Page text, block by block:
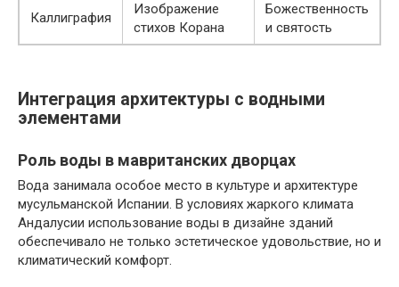
Каллиграфия
Изображение
стихов Корана
Божественность
и святость
Интеграция архитектуры с водными
элементами
Роль воды в мавританских дворцах
Вода занимала особое место в культуре и архитектуре
мусульманской Испании. В условиях жаркого климата
Андалусии использование воды в дизайне зданий
обеспечивало не только эстетическое удовольствие, но и
климатический комфорт.